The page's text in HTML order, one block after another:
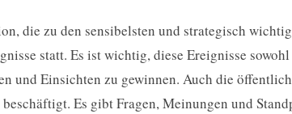
die zu den sensibelsten und strategisch
statt. Es ist wichtig, diese Ereignisse
und Einsichten zu gewinnen. Auch die
Es gibt Fragen, Meinungen und